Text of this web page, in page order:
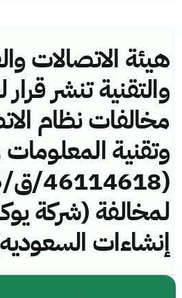
هيئة الاتصالات
والتقنية تنشر
مخالفات نظام
وتقنية
لمخالفة (شركة
إنشاءات